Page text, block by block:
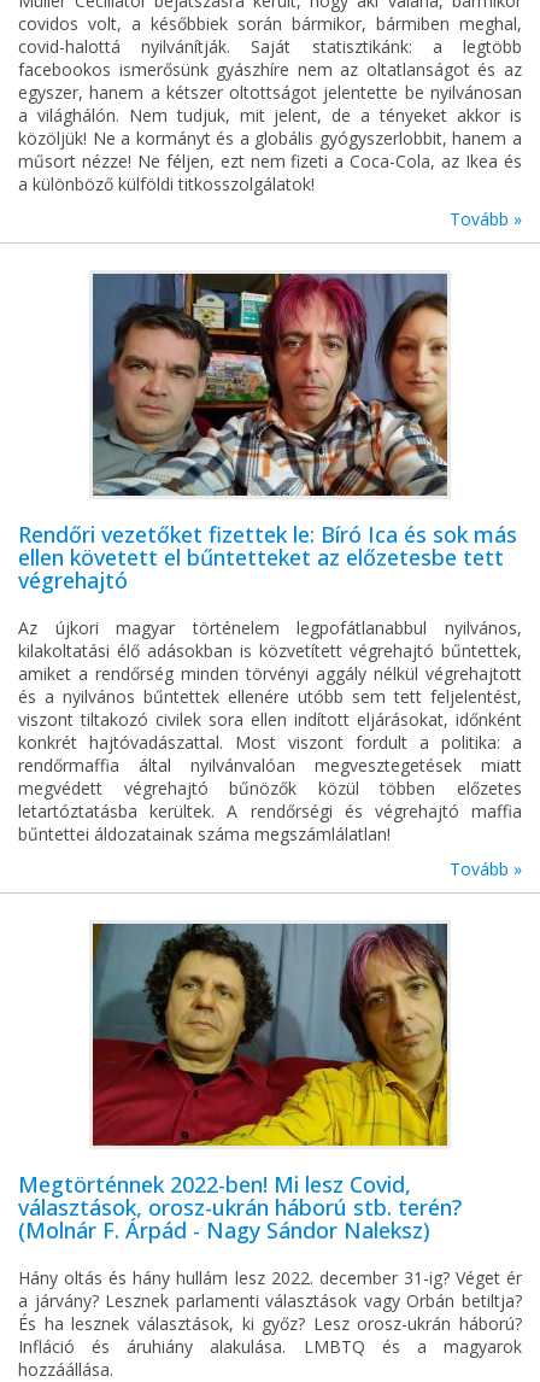
covidos volt, a későbbiek során bármikor, bármiben meghal,
covid-halottá nyilvánítják. Saját statisztikánk: a legtöbb
facebookos ismerősünk gyászhíre nem az oltatlanságot és az
egyszer, hanem a kétszer oltottságot jelentette be nyilvánosan
a világhálón. Nem tudjuk, mit jelent, de a tényeket akkor is
közöljük! Ne a kormányt és a globális gyógyszerlobbit, hanem a
műsort nézze! Ne féljen, ezt nem fizeti a Coca-Cola, az Ikea és
a különböző külföldi titkosszolgálatok!
Tovább »
Rendőri vezetőket fizettek le: Bíró Ica és sok más
ellen követett el bűntetteket az előzetesbe tett
végrehajtó
Az újkori magyar történelem legpofátlanabbul nyilvános,
kilakoltatási élő adásokban is közvetített végrehajtó bűntettek,
amiket a rendőrség minden törvényi aggály nélkül végrehajtott
és a nyilvános bűntettek ellenére utóbb sem tett feljelentést,
viszont tiltakozó civilek sora ellen indított eljárásokat, időnként
konkrét hajtóvadászattal. Most viszont fordult a politika: a
rendőrmaffia által nyilvánvalóan megvesztegetések miatt
megvédett végrehajtó bűnözők közül többen előzetes
letartóztatásba kerültek. A rendőrségi és végrehajtó maffia
bűntettei áldozatainak száma megszámlálatlan!
Tovább »
Megtörténnek 2022-ben! Mi lesz Covid,
választások, orosz-ukrán háború stb. terén?
(Molnár F. Árpád - Nagy Sándor Naleksz)
Hány oltás és hány hullám lesz 2022. december 31-ig? Véget ér
a járvány? Lesznek parlamenti választások vagy Orbán betiltja?
És ha lesznek választások, ki győz? Lesz orosz-ukrán háború?
Infláció és áruhiány alakulása. LMBTQ és a magyarok
hozzáállása.